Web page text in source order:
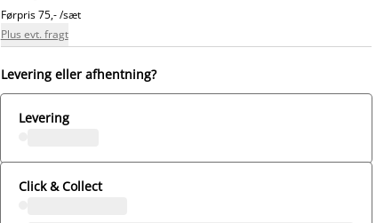
Førpris75,- /sæt
Plus evt. fragt
Levering eller afhentning?
Levering
Click & Collect